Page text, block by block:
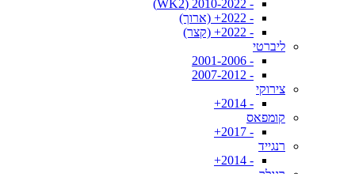
- 2010-2022 (WK2)
- 2022+ (ארוך)
- 2022+ (קצר)
ליברטי
- 2001-2006
- 2007-2012
צירוקי
- 2014+
קומפאס
- 2017+
רנגייד
- 2014+